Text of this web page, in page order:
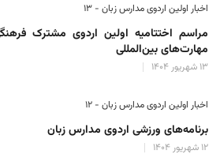
اخبار اولین اردوی مدارس زبان - ۱۳
مراسم اختتامیه اولین اردوی مشترک
مهارت‌های بین‌المللی
۱۳ شهریور ۱۴۰۴
اخبار اولین اردوی مدارس زبان - ۱۲
برنامه‌های ورزشی اردوی مدارس زبان
۱۲ شهریور ۱۴۰۴